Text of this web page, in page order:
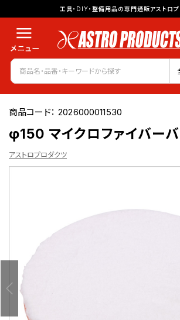
工具・DIY・整備用品の専門通販アストロ
商品コード：2026000011530
φ150 マイクロファイバー
アストロプロダクツ